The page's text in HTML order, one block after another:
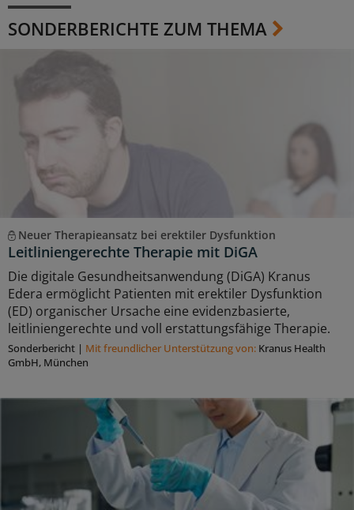
SONDERBERICHTE ZUM THEMA
Neuer Therapieansatz bei erektiler Dysfunktion
Leitliniengerechte Therapie mit DiGA
Die digitale Gesundheitsanwendung (DiGA) Kranus
Edera ermöglicht Patienten mit erektiler Dysfunktion
(ED) organischer Ursache eine evidenzbasierte,
leitliniengerechte und voll erstattungsfähige Therapie.
Sonderbericht | Mit freundlicher Unterstützung von: Kranus Health
GmbH, München